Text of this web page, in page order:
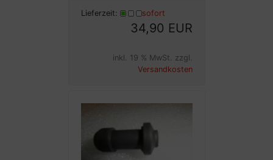
Lieferzeit: sofort
34,90 EUR
inkl. 19 % MwSt. zzgl.
Versandkosten